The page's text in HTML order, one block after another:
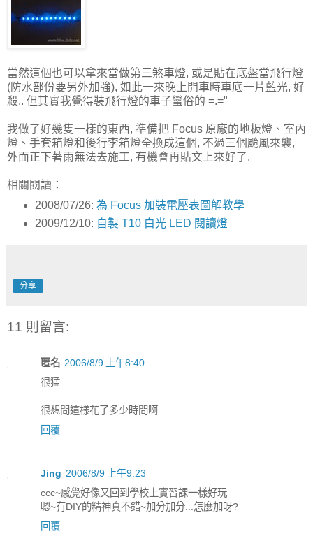
當然這個也可以拿來當做第三煞車燈, 或是貼在底盤當飛行燈
(防水部份要另外加強), 如此一來晚上開車時車底一片藍光, 好
殺.. 但其實我覺得裝飛行燈的車子蠻俗的 =.="
我做了好幾隻一樣的東西, 準備把 Focus 原廠的地板燈、室內
燈、手套箱燈和後行李箱燈全換成這個, 不過三個颱風來襲,
外面正下著雨無法去施工, 有機會再貼文上來好了.
相關閱讀：
2008/07/26: 為 Focus 加裝電壓表圖解教學
2009/12/10: 自製 T10 白光 LED 閱讀燈
分享
11 則留言:
匿名 2006/8/9 上午8:40
很猛
很想問這樣花了多少時間啊
回覆
Jing 2006/8/9 上午9:23
ccc~感覺好像又回到學校上實習課一樣好玩
嗯~有DIY的精神真不錯~加分加分...怎麼加呀?
回覆